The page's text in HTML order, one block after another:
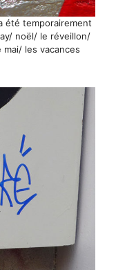
été temporairement
noël/ le réveillon/
les vacances